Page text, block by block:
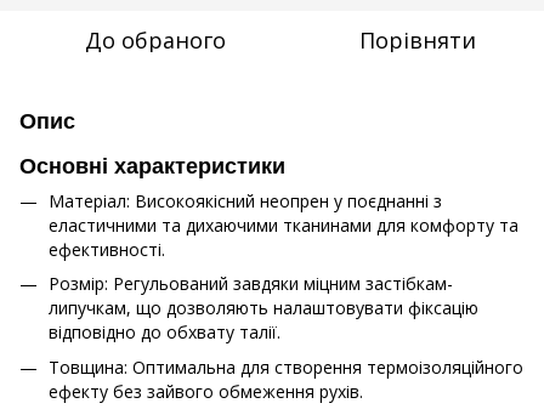
До обраного Порівняти
Опис
Основні характеристики
Матеріал: Високоякісний неопрен у поєднанні з
еластичними та дихаючими тканинами для комфорту та
ефективності.
Розмір: Регульований завдяки міцним застібкам-
липучкам, що дозволяють налаштовувати фіксацію
відповідно до обхвату талії.
Товщина: Оптимальна для створення термоізоляційного
ефекту без зайвого обмеження рухів.